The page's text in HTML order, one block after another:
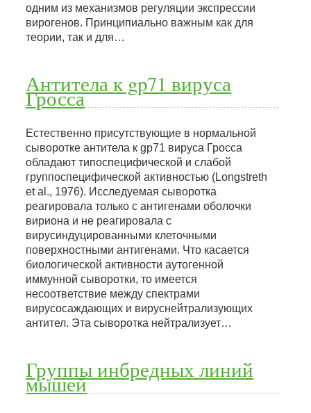
одним из механизмов регуляции экспрессии
вирогенов. Принципиально важным как для
теории, так и для…
Антитела к gp71 вируса
Гросса
Естественно присутствующие в нормальной
сыворотке антитела к gp71 вируса Гросса
обладают типоспецифической и слабой
группоспецифической активностью (Longstreth
et al., 1976). Исследуемая сыворотка
реагировала только с антигенами оболочки
вириона и не реагировала с
вирусиндуцированными клеточными
поверхностными антигенами. Что касается
биологической активности аутогенной
иммунной сыворотки, то имеется
несоответствие между спектрами
вирусосаждающих и вируснейтрализующих
антител. Эта сыворотка нейтрализует…
Группы инбредных линий
мышей